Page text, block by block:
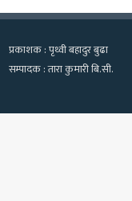
प्रकाशक : पृथ्वी बहादुर बुढा
सम्पादक : तारा कुमारी बि.सी.